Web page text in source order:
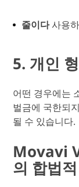
줄이다사용
5. 개인
어떤 경우에는
벌금에 국한되
될 수 있습니다.
Movavi
의 합법